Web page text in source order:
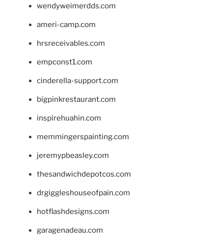
wendyweimerdds.com
ameri-camp.com
hrsreceivables.com
empconst1.com
cinderella-support.com
bigpinkrestaurant.com
inspirehuahin.com
memmingerspainting.com
jeremypbeasley.com
thesandwichdepotcos.com
drgiggleshouseofpain.com
hotflashdesigns.com
garagenadeau.com